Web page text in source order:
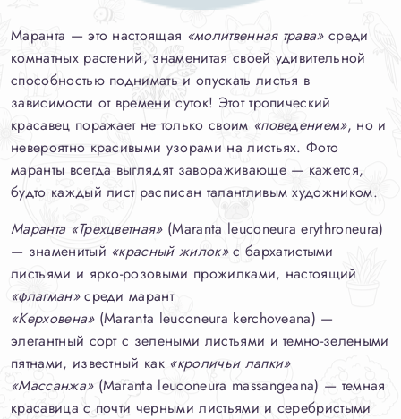
Маранта — это настоящая «молитвенная трава»среди
комнатных растений, знаменитая своей удивительной
способностью поднимать и опускать листья в
зависимости от времени суток! Этот тропический
красавец поражает не только своим «поведением», но и
невероятно красивыми узорами на листьях. Фото
маранты всегда выглядят завораживающе — кажется,
будто каждый лист расписан талантливым художником.
Маранта «Трехцветная»(Maranta leuconeura erythroneura)
— знаменитый «красный жилок»с бархатистыми
листьями и ярко-розовыми прожилками, настоящий
«флагман»среди марант
«Керховена»(Maranta leuconeura kerchoveana) —
элегантный сорт с зелеными листьями и темно-зелеными
пятнами, известный как «кроличьи лапки»
«Массанжа»(Maranta leuconeura massangeana) — темная
красавица с почти черными листьями и серебристыми